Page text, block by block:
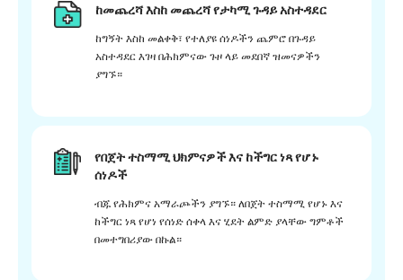
ከመጨረሻ እስከ መጨረሻ የታካሚ ጉዳይ አስተዳደር
ከግኝት እስከ መልቀቅ፣ የተለያዩ ሰነዶችን ጨምሮ በጉዳይ
አስተዳደር እገዛ በሕክምናው ጉዞ ላይ መደበኛ ዝመናዎችን
ያግኙ።
የበጀት ተስማሚ ህክምናዎች እና ከችግር ነጻ የሆኑ
ሰነዶች
ብጁ የሕክምና አማራጮችን ያግኙ። ለበጀት ተስማሚ የሆኑ እና
ከችግር ነጻ የሆነ የሰነድ ሰቀላ እና ሂደት ልምድ ያላቸው ግምቶች
በመተግበሪያው በኩል።